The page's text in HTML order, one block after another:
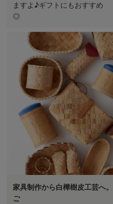
ますよ♪ギフトにもおすすめ
◎
家具制作から白樺樹皮工芸へ
ご